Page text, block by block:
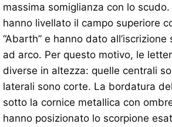
massima somiglianza con lo
hanno livellato il campo superiore
“Abarth” e hanno dato
ad arco. Per questo motivo, le
diverse in altezza: quelle centrali
laterali sono corte. La bordatura
sotto la cornice metallica con
hanno posizionato lo scorpione